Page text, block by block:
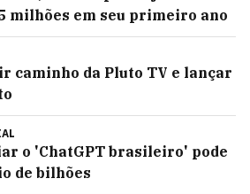
milhões em seu primeiro ano
caminho da Pluto TV e lançar
o 'ChatGPT brasileiro' pode
de bilhões